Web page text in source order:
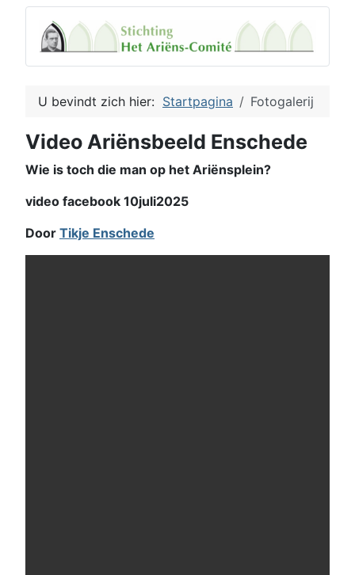
U bevindt zich hier: Startpagina Fotogalerij
Video Ariënsbeeld Enschede
Wie is toch die man op het Ariënsplein?
video facebook 10juli2025
Door Tikje Enschede